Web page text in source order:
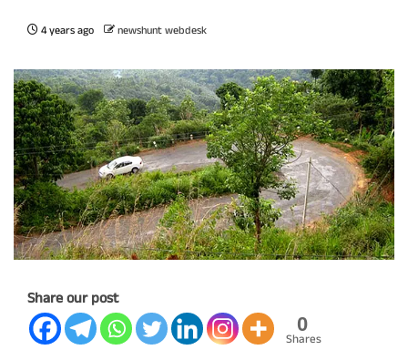
4 years ago newshunt webdesk
Share our post
0
Shares